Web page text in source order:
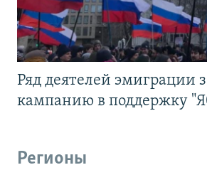
Ряд деятелей эмиграции
кампанию в поддержку
Регионы